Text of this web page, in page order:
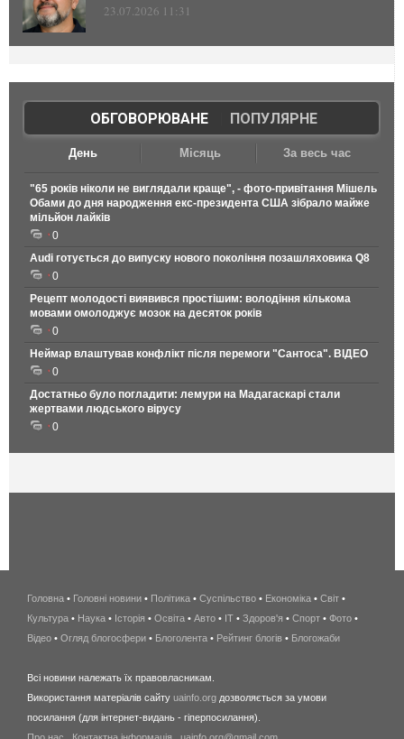
23.07.2026 11:31
ОБГОВОРЮВАНЕ| ПОПУЛЯРНЕ
День Місяць За весь час
"65 років ніколи не виглядали краще", - фото-привітання Мішель
Обами до дня народження екс-президента США зібрало майже
мільйон лайків
0
Audi готується до випуску нового покоління позашляховика Q8
0
Рецепт молодості виявився простішим: володіння кількома
мовами омолоджує мозок на десяток років
0
Неймар влаштував конфлікт після перемоги "Сантоса". ВІДЕО
0
Достатньо було погладити: лемури на Мадагаскарі стали
жертвами людського вірусу
0
беспроводной
интернет
киев
wimax
Головна • Головні новини • Політика • Суспільство • Економіка • Світ •
Культура • Наука • Історія • Освіта • Авто • IT • Здоров'я • Спорт • Фото •
Відео • Огляд блогосфери • Блоголента • Рейтинг блогів • Блогожаби
Всі новини належать їх правовласникам.
Використання матеріалів сайту uainfo.org дозволяється за умови
посилання (для інтернет-видань - гіперпосилання).